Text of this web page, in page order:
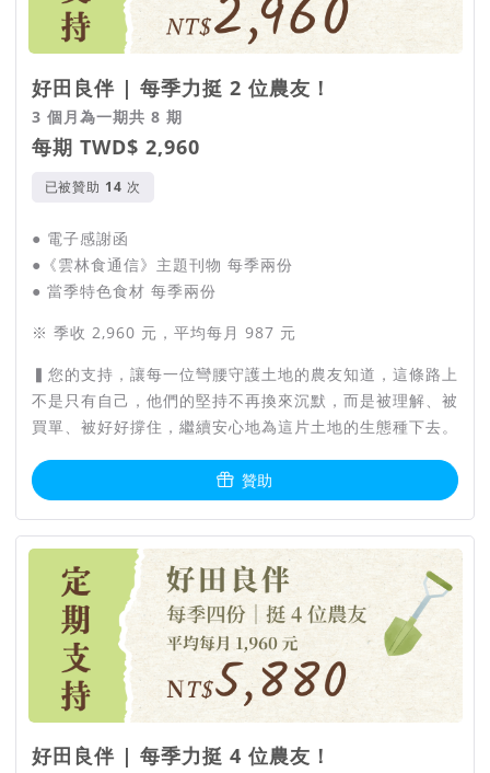
好田良伴 | 每季力挺 2 位農友！
3 個月為一期共 8 期
每期 TWD$ 2,960
已被贊助 次
● 電子感謝函
●《雲林食通信》主題刊物 每季兩份
● 當季特色食材 每季兩份
※ 季收 2,960 元，平均每月 987 元
▍您的支持，讓每一位彎腰守護土地的農友知道，這條路上
不是只有自己，他們的堅持不再換來沉默，而是被理解、被
買單、被好好撐住，繼續安心地為這片土地的生態種下去。
贊助
好田良伴 | 每季力挺 4 位農友！